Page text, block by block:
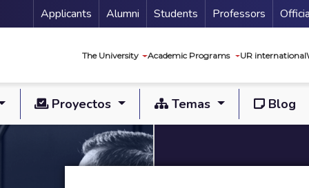
Menu Secundario
Applicants Alumni Students Professors
The University Academic Programs UR international
Proyectos Temas Blog